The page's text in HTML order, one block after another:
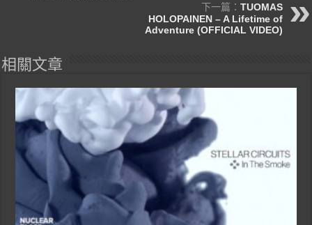
下一篇： TUOMAS
HOLOPAINEN – A Lifetime of
Adventure (OFFICIAL VIDEO)
相關文章